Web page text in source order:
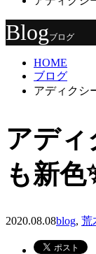
Blogブログ
HOME
ブログ
アディクシ
アディ
も新色
2020.08.08blog, 荒